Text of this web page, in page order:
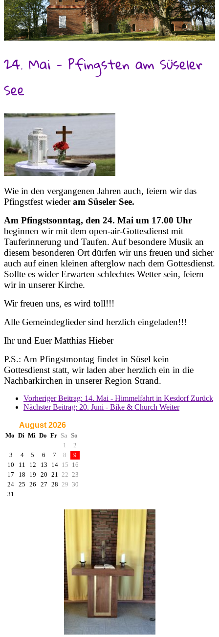
24. Mai - Pfingsten am Süseler
See
Wie in den vergangenen Jahren auch, feiern wir das
Pfingstfest wiederam Süseler See.
Am Pfingstsonntag, den 24. Mai um 17.00 Uhr
beginnen wir mit dem open-air-Gottesdienst mit
Tauferinnerung und Taufen. Auf besondere Musik an
diesem besonderen Ort dürfen wir uns freuen und sicher
auch auf einen kleinen afterglow nach dem Gottesdienst.
Sollte es wider Erwarten schlechtes Wetter sein, feiern
wir in unserer Kirche.
Wir freuen uns, es wird toll!!!
Alle Gemeindeglieder sind herzlich eingeladen!!!
Ihr und Euer Matthias Hieber
P.S.: Am Pfingstmontag findet in Süsel kein
Gottesdienst statt, wir laden aber herzlich ein in die
Nachbarkirchen in unserer Region Strand.
Vorheriger Beitrag: 14. Mai - Himmelfahrt in Kesdorf Zurück
Nächster Beitrag: 20. Juni - Bike & Church Weiter
August 2026
Mo Di Mi Do Fr Sa So
1
2
3
4 5 6 7 8
9
10
11 12 13 14 15 16
17
18 19 20 21 22 23
24 25 26 27 28 29 30
31